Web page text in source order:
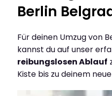
Berlin
Für deinen Umzug von
kannst du auf unser
reibungslosen Ablauf
Kiste bis zu deinem